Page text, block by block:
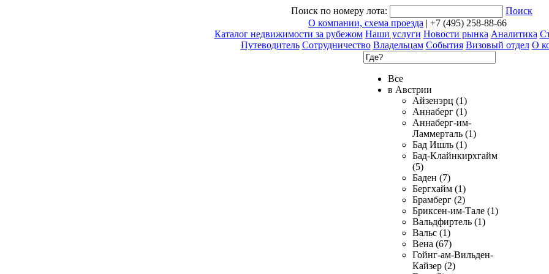
Поиск по номеру лота:
Поиск
О компании, схема проезда | +7 (495) 258-88-66
Каталог недвижимости за рубежом Наши услуги Новости рынка Аналитика
Путеводитель Сотрудничество Владельцам События Визовый отдел О
Все
в Австрии
Айзенэрц (1)
Аннаберг (1)
Аннаберг-им-
Ламмерталь (1)
Бад Ишль (1)
Бад-Клайнкирхгайм
(5)
Баден (7)
Бергхайм (1)
Брамберг (2)
Бриксен-им-Тале (1)
Вальдфиртель (1)
Вальс (1)
Вена (67)
Гойнг-ам-Вильден-
Кайзер (2)